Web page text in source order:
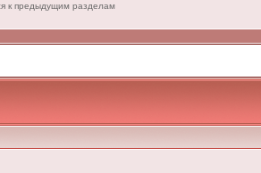
к предыдущим разделам